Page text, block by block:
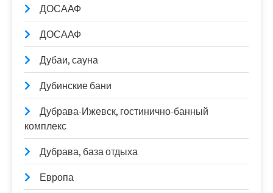
ДОСААФ
ДОСААФ
Дубаи, сауна
Дубинские бани
Дубрава-Ижевск, гостинично-банный
комплекс
Дубрава, база отдыха
Европа